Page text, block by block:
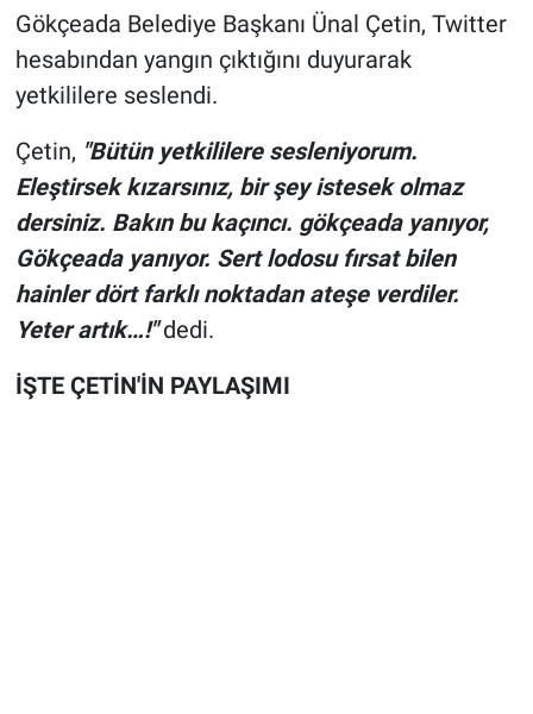
Gökçeada Belediye Başkanı Ünal Çetin, Twitter
hesabından yangın çıktığını duyurarak
yetkililere seslendi.
Çetin, "Bütün yetkililere sesleniyorum.
Eleştirsek kızarsınız, bir şey istesek olmaz
dersiniz. Bakın bu kaçıncı. gökçeada yanıyor,
Gökçeada yanıyor. Sert lodosu fırsat bilen
hainler dört farklı noktadan ateşe verdiler.
Yeter artık…!"dedi.
İŞTE ÇETİN'İN PAYLAŞIMI